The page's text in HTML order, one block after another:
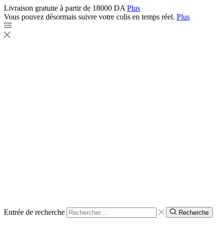
Livraison gratuite à partir de 18000 DA Plus
Vous pouvez désormais suivre votre colis en temps réel. Plus
Entrée de recherche Recherche